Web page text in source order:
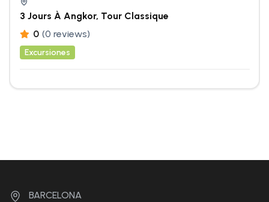
3 Jours À Angkor, Tour Classique
0 (0 reviews)
Excursiones
BARCELONA